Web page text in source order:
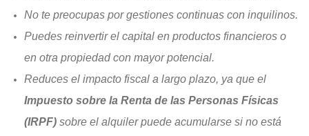
No te preocupas por gestiones continuas con inquilinos.
Puedes reinvertir el capital en productos financieros o
en otra propiedad con mayor potencial.
Reduces el impacto fiscal a largo plazo, ya que el
Impuesto sobre la Renta de las Personas Físicas
(IRPF) sobre el alquiler puede acumularse si no está